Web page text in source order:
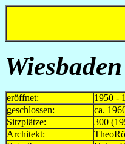
eröffnet:
1950 -
geschlossen:
ca.
Sitzplätze:
300
Architekt: